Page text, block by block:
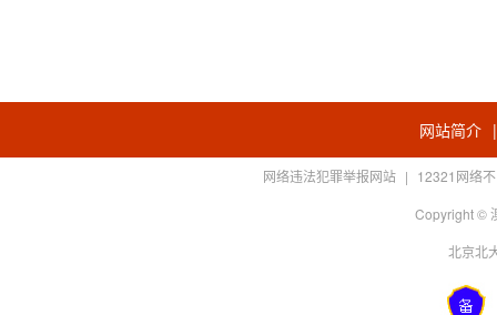
网站简介
网络违法犯罪举报网站 | 12321网络
Copyright ©
北京北